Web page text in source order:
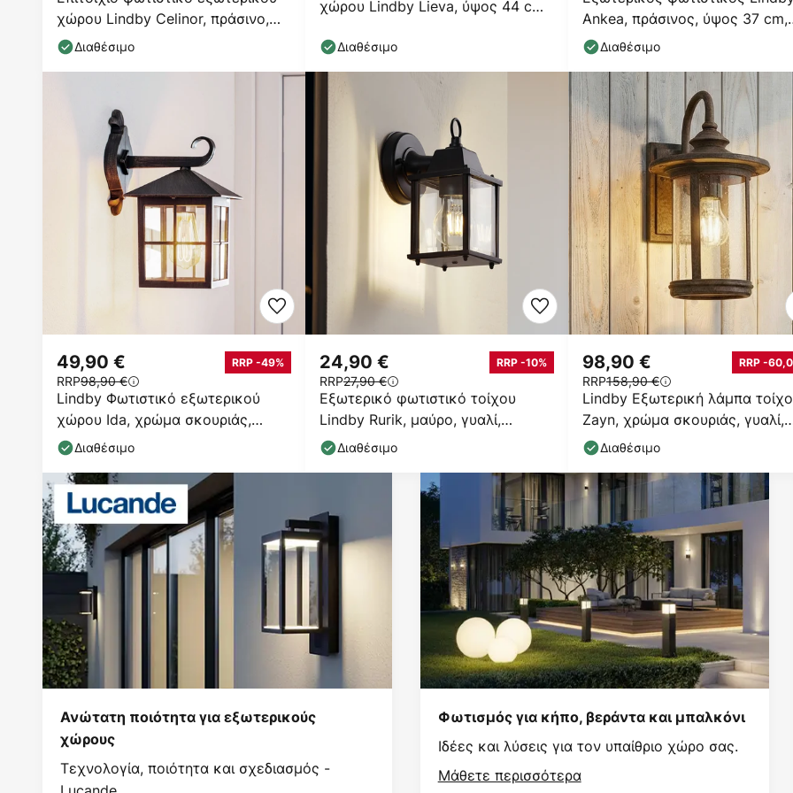
χώρου Lindby Celinor, πράσινο,
ατσάλι, Ø 15
Διαθέσιμο
χώρου Lindby Lieva, ύψος 44 cm,
Διαθέσιμο
Ankea, πράσινος, ύψος 37 cm,
IP23, E27
Διαθέσιμο
Lindby Φωτιστικό εξωτερικού
χώρου Ida, χρώμα σκουριάς,
φανάρι, 34 cm, E27
49,90 € RRP -49%
RRP98,90 €
Διαθέσιμο
Εξωτερικό φωτιστικό τοίχου
Lindby Rurik, μαύρο, γυαλί,
αλουμίνιο, E27
24,90 € RRP -10%
RRP27,90 €
Διαθέσιμο
Lindby Εξωτερική λάμπα
Zayn, χρώμα σκουριάς, γυαλί,
IP23
98,90 € RRP -
RRP158,90 €
Διαθέσιμο
Ανώτατη ποιότητα για εξωτερικούς
χώρους
Τεχνολογία, ποιότητα και σχεδιασμός -
Φωτισμός για κήπο, βεράντα και μπαλκόνι
Ιδέες και λύσεις για τον υπαίθριο χώρο σας.
Μάθετε περισσότερα